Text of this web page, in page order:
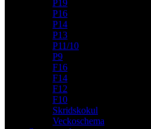
P19
P16
P14
P13
P11/10
P9
F16
F14
F12
F10
Skridskokul
Veckoschema